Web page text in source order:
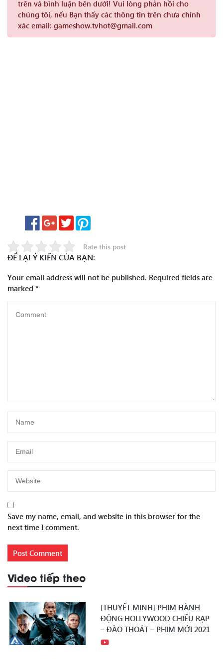
trên và bình luận bên dưới! Vui lòng phản hồi cho
chúng tôi, nếu Bạn thấy các thông tin trên chưa chính
xác email: gameshow.tvhot@gmail.com
Rate this post
ĐỂ LẠI Ý KIẾN CỦA BẠN:
Your email address will not be published. Required fields are
marked *
Save my name, email, and website in this browser for the
next time I comment.
Video tiếp theo
[THUYẾT MINH] PHIM HÀNH
ĐỘNG HOLLYWOOD CHIẾU RẠP
– ĐÀO THOÁT – PHIM MỚI 2021